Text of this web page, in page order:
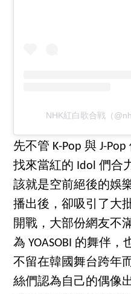
NHK紅白歌合戦（
先不管 K-Pop 與 J-
找來當紅的 Idol 們合
該就是空前絕後的娛
播出後，卻吸引了大
開戰，大部份網友不
為 YOASOBI 的舞伴
不留在韓國舞台跨年
絲們認為自己的偶像